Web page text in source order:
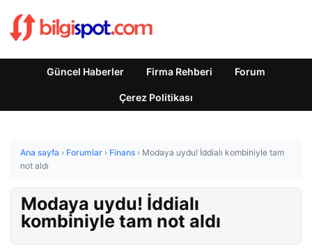
Güncel Haberler Firma Rehberi Forum
Çerez Politikası
Ana sayfa › Forumlar › Finans › Modaya uydu! İddialı kombiniyle tam
not aldı
Modaya uydu! İddialı
kombiniyle tam not aldı